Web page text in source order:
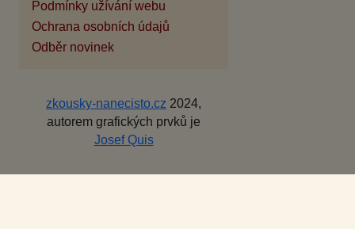
Podmínky užívání webu
Ochrana osobních údajů
Odběr novinek
zkousky-nanecisto.cz 2024,
autorem grafických prvků je
Josef Quis